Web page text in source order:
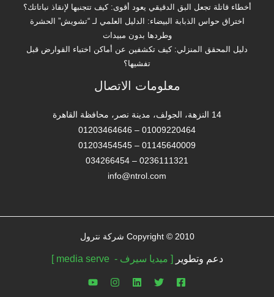
أخطاء قاتلة تجعل البق الدقيقي يعود أقوى: كيف تتجنبها لإنقاذ نباتاتك؟
اختراق حواس الذبابة البيضاء: الدليل العلمي لـ “تشويش” الحشرة
وطردها بدون مبيدات
دليل المحقق المنزلي: كيف تكشفين عن أماكن اختباء القوارض قبل
تفشيها؟
معلومات الاتصال
14 النزهة، الجولف، مدينة نصر، محافظة القاهرة‬
01009220464 – 01203464646
01145640009 – 01203454545
0236111321 – 034266454
info@ntrol.com
Copyright © 2010 شركة نترول
دعم وتطوير [ ميديا سيرف - media serve ]